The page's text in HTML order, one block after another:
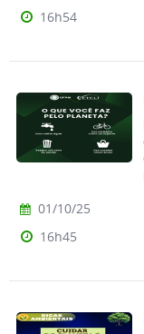
16h54
01/10/25
16h45